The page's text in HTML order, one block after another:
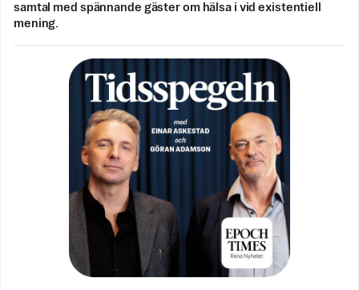
samtal med spännande gäster om hälsa i vid existentiell
mening.